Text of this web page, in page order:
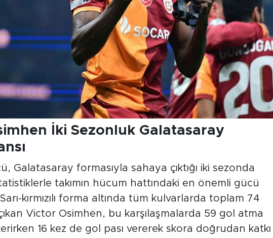
İki Sezonluk Galatasaray
Galatasaray formasıyla sahaya çıktığı iki sezonda
takımın hücum hattındaki en önemli gücü
kırmızılı forma altında tüm kulvarlarda toplam 74
Victor Osimhen, bu karşılaşmalarda 59 gol atma
16 kez de gol pası vererek skora doğrudan katkı